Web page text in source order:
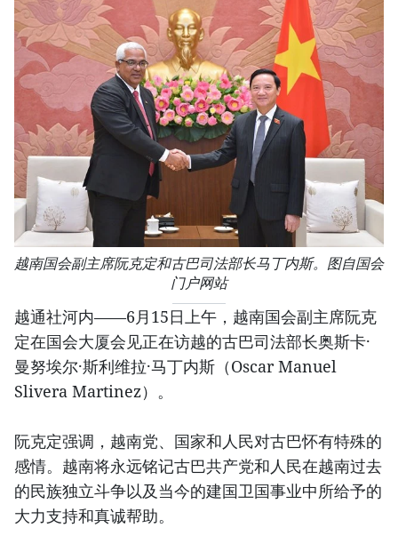
越南国会副主席阮克定和古巴司法部长马丁内斯。图自国会
门户网站
越通社河内——6月15日上午，越南国会副主席阮克
定在国会大厦会见正在访越的古巴司法部长奥斯卡·
曼努埃尔·斯利维拉·马丁内斯（Oscar Manuel
Slivera Martinez）。
阮克定强调，越南党、国家和人民对古巴怀有特殊的
感情。越南将永远铭记古巴共产党和人民在越南过去
的民族独立斗争以及当今的建国卫国事业中所给予的
大力支持和真诚帮助。